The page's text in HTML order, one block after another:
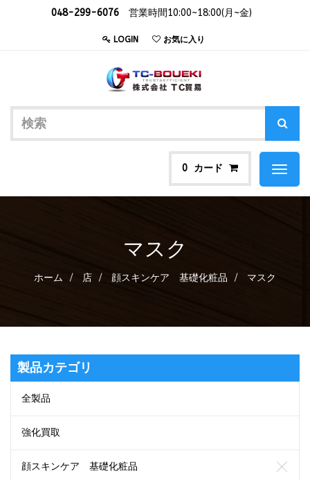
048-299-6076 営業時間10:00~18:00(月~金)
LOGIN お気に入り
0 カード
Toggle
マスク
ホーム 店 顔スキンケア 基礎化粧品 マスク
製品カテゴリ
全製品
強化買取
顔スキンケア 基礎化粧品